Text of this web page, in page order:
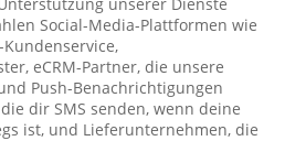
Social-Media-Plattformen wie
Kundenservice,
eCRM-Partner, die unsere
Push-Benachrichtigungen
dir SMS senden, wenn deine
ist, und Lieferunternehmen, die